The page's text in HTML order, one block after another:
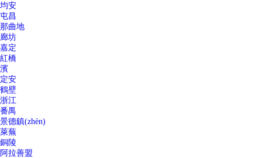
均安
屯昌
那曲地
廊坊
嘉定
紅橋
濱
定安
鶴壁
浙江
番禺
景德鎮(zhèn)
萊蕪
銅陵
阿拉善盟